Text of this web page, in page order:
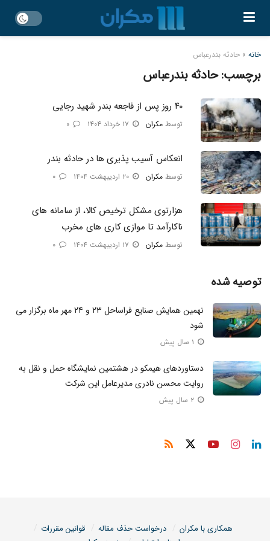
خانه » حادثه بندرعباس
برچسب:حادثه بندرعباس
۴۰ روز پس از فاجعه بندر شهید رجایی
توسط مکران
انعکاس آسیب پذیری ها در حادثه بندر
توسط مکران
هزارتوی مشکل ترخیص کالا، از سامانه‌ های
ناکارآمد تا موازی‌ کاری‌ های مخرب
توسط مکران
توصیه شده
نهمین همایش صنایع فراساحل ۲۳ و ۲۴ مهر ماه برگزار می
شود
دستاوردهای هیمکو در هشتمین نمایشگاه حمل و نقل به
روایت محسن نادری مدیرعامل این شرکت
همکاری با مکران درخواست حذف مقاله
قوانین مقررات